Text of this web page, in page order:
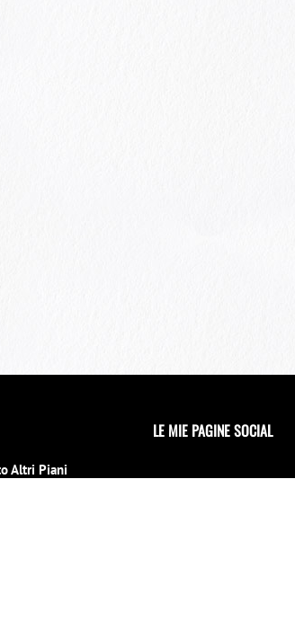
Altri Piani
LE MIE PAGINE SOCIAL